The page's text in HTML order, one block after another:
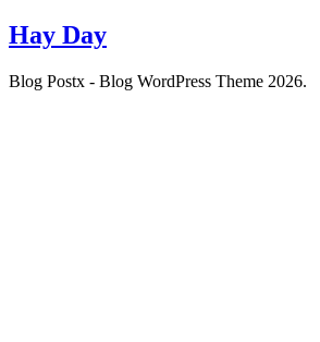
Hay Day
Blog Postx - Blog WordPress Theme 2026.